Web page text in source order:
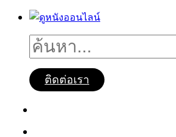
ติดต่อเรา